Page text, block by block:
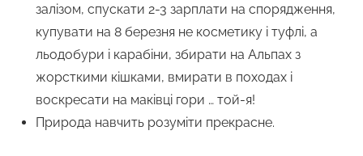
залізом, спускати 2-3 зарплати на спорядження,
купувати на 8 березня не косметику і туфлі, а
льодобури і карабіни, збирати на Альпах з
жорсткими кішками, вмирати в походах і
воскресати на маківці гори … той-я!
Природа навчить розуміти прекрасне.